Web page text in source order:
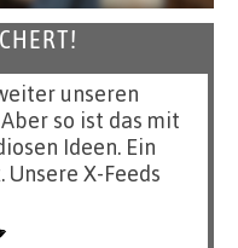
unseren
so ist das mit
Ideen. Ein
X-Feeds